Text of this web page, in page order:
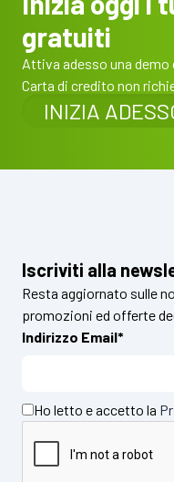
gratuiti
Attiva adesso una
Carta di credito non
INIZIA
Iscriviti alla
Resta aggiornato sulle
promozioni ed offerte
Indirizzo Email*
Ho letto e accetto la